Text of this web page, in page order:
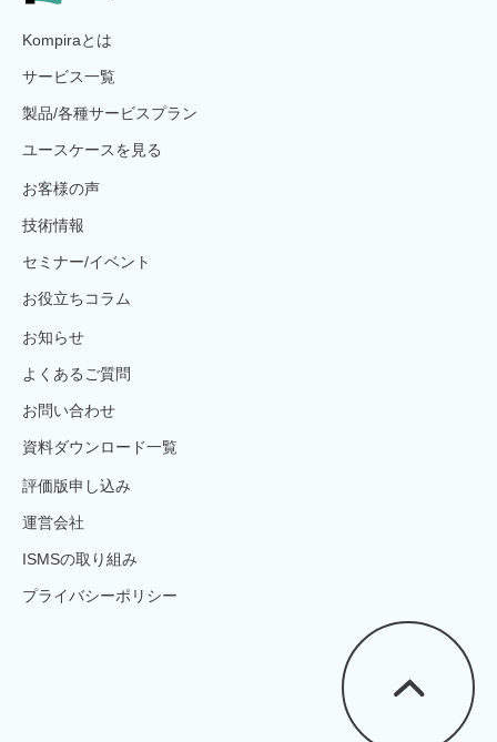
Kompiraとは
サービス一覧
製品/各種サービスプラン
ユースケースを見る
お客様の声
技術情報
セミナー/イベント
お役立ちコラム
お知らせ
よくあるご質問
お問い合わせ
資料ダウンロード一覧
評価版申し込み
運営会社
ISMSの取り組み
プライバシーポリシー